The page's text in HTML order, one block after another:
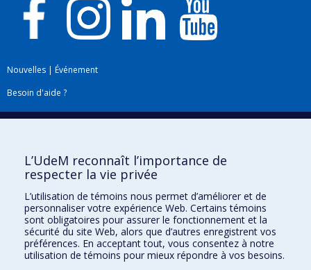
Nouvelles | Événement
Besoin d'aide ?
Plan du site|Accessibilité
Téléchargez les logos de l'ESPUM
L’UdeM reconnaît l’importance de
respecter la vie privée
L’utilisation de témoins nous permet d’améliorer et de
personnaliser votre expérience Web. Certains témoins
sont obligatoires pour assurer le fonctionnement et la
sécurité du site Web, alors que d’autres enregistrent vos
préférences. En acceptant tout, vous consentez à notre
utilisation de témoins pour mieux répondre à vos besoins.